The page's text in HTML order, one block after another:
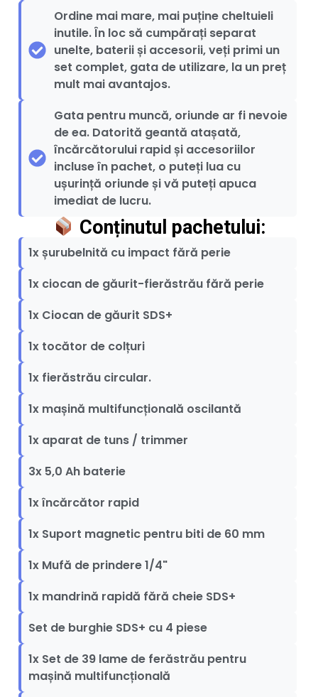
Ordine mai mare, mai puține cheltuieli
inutile. În loc să cumpărați separat
unelte, baterii și accesorii, veți primi un
set complet, gata de utilizare, la un preț
mult mai avantajos.
Gata pentru muncă, oriunde ar fi nevoie
de ea. Datorită geantă atașată,
încărcătorului rapid și accesoriilor
incluse în pachet, o puteți lua cu
ușurință oriunde și vă puteți apuca
imediat de lucru.
Conținutul pachetului:
1x șurubelnită cu impact fără perie
1x ciocan de găurit-fierăstrău fără perie
1x Ciocan de găurit SDS+
1x tocător de colțuri
1x fierăstrău circular.
1x mașină multifuncțională oscilantă
1x aparat de tuns / trimmer
3x 5,0 Ah baterie
1x încărcător rapid
1x Suport magnetic pentru biti de 60 mm
1x Mufă de prindere 1/4"
1x mandrină rapidă fără cheie SDS+
Set de burghie SDS+ cu 4 piese
1x Set de 39 lame de ferăstrău pentru
mașină multifuncțională